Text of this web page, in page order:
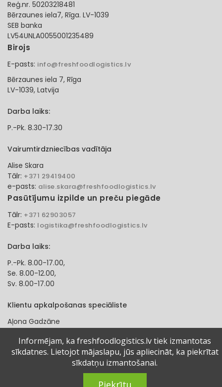
Reģ.nr. 50203218481
Bērzaunes iela7, Rīga. LV-1039
SEB banka
LV54UNLA0055001235489
Birojs
E-pasts: info@freshfoodlogistics.lv
Bērzaunes iela 7, Rīga
LV-1039, Latvija
Darba laiks:
P.-Pk. 8.30-17.30
Vairumtirdzniecības vadītāja
Alise Skara
Tālr: +371 29419400
e-pasts: alise.skara@freshfoodlogistics.lv
Pasūtījumu izpilde un preču piegāde
Tālr: +371 62903057
E-pasts: logistika@freshfoodlogistics.lv
Darba laiks:
P.-Pk. 8.00-17.00,
Se. 8.00-12.00,
Sv. 8.00-17.00
Klientu apkalpošanas speciāliste
Aļona Gadzāne
e-pasts:alona.gadzane@freshfoodlogistics.lv
© 2024 Fresh Food Logistics SIA. Visas tiesības aizsargātas.
Informējam, ka freshfoodlogistics.lv tiek izmantotas
sīkdatnes. Lietojot mājaslapu, jūs apliecināt, ka piekrītat
sīkdatņu izmantošanai.
Piekrītu